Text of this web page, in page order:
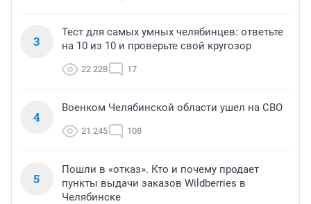
3
Тест для самых умных челябинцев: ответьте
на 10 из 10 и проверьте свой кругозор
22 228 17
4
Военком Челябинской области ушел на СВО
21 245 108
5
Пошли в «отказ». Кто и почему продает
пункты выдачи заказов Wildberries в
Челябинске